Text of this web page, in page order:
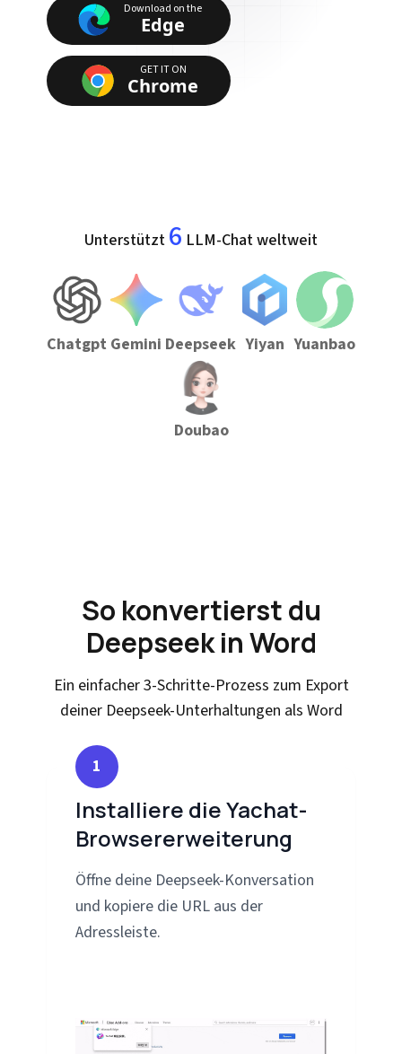
Download on the
Edge
GET IT ON
Chrome
Unterstützt 6 LLM-Chat weltweit
Chatgpt Gemini Deepseek Yiyan Yuanbao
Doubao
So konvertierst du
Deepseek in Word
Ein einfacher 3-Schritte-Prozess zum Export
deiner Deepseek-Unterhaltungen als Word
1
Installiere die Yachat-
Browsererweiterung
Öffne deine Deepseek-Konversation
und kopiere die URL aus der
Adressleiste.